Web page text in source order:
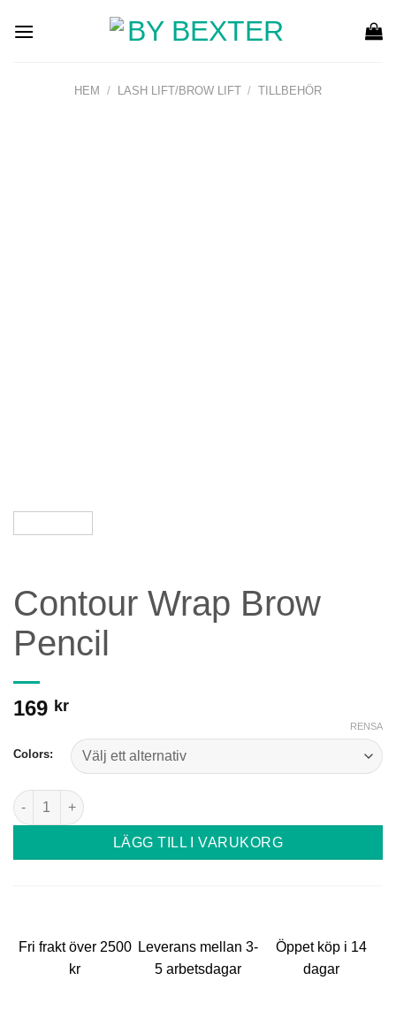
HEM / LASH LIFT/BROW LIFT / TILLBEHÖR
Contour Wrap Brow
Pencil
169 kr
Colors:
RENSA
Contour Wrap Brow Pencil mängd
LÄGG TILL I VARUKORG
Fri frakt över 2500
kr
Leverans mellan 3-
5 arbetsdagar
Öppet köp i 14
dagar